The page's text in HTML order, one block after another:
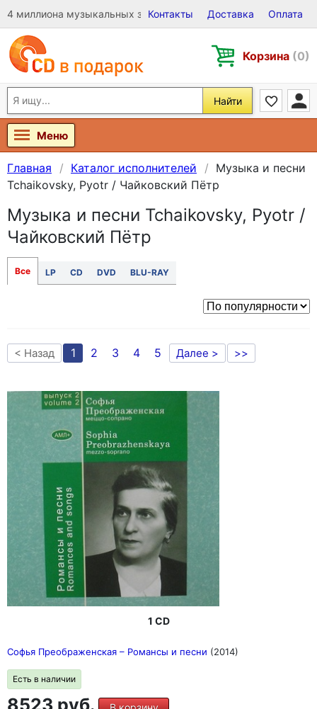
4 миллиона музыкальных записей на Виниле, CD и DVD
Контакты Доставка Оплата
Корзина (0)
Найти
Меню
Главная Каталог исполнителей
Музыка и песни
Tchaikovsky, Pyotr / Чайковский Пётр
Музыка и песни Tchaikovsky, Pyotr /
Чайковский Пётр
Все LP CD DVD BLU-RAY
< Назад 1 2 3 4 5 Далее > >>
1 CD
Софья Преображенская – Романсы и песни (2014)
Есть в наличии